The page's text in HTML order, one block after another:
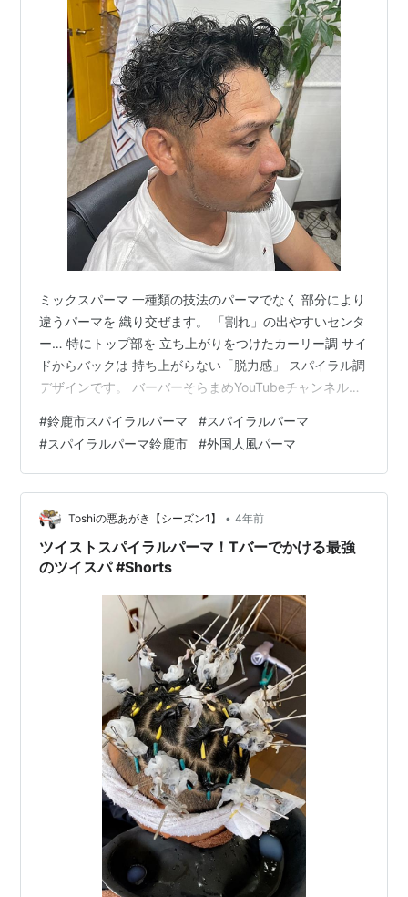
ミックスパーマ 一種類の技法のパーマでなく 部分により
違うパーマを 織り交ぜます。 「割れ」の出やすいセンタ
ー… 特にトップ部を 立ち上がりをつけたカーリー調 サイ
ドからバックは 持ち上がらない「脱力感」 スパイラル調
デザインです。 バーバーそらまめYouTubeチャンネル👇
イラルパーマ#スパイラルパーマ #shorts - YouTube パー
マ・カット・シェービング込み9500円のメニューです。
合わせて見てほしい記事👇 What`s スペインカールパーマ
鈴鹿市・バーバーそらまめ - バーバーそらまめ’s blog
www…
#鈴鹿市スパイラルパーマ #スパイラルパーマ
#スパイラルパーマ鈴鹿市 #外国人風パーマ
Toshiの悪あがき【シーズン1】 • 4年前
ツイストスパイラルパーマ！Tバーでかける最強
のツイスパ #Shorts